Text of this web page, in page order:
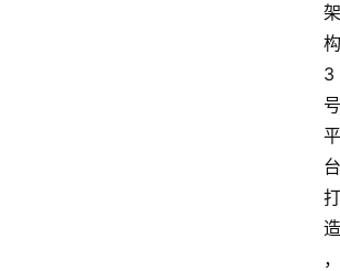
架
构
3
号
平
台
打
造
，